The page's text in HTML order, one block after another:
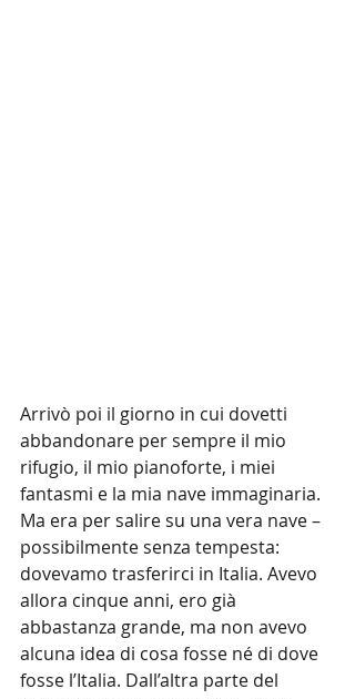
Arrivò poi il giorno in cui dovetti
abbandonare per sempre il mio
rifugio, il mio pianoforte, i miei
fantasmi e la mia nave immaginaria.
Ma era per salire su una vera nave –
possibilmente senza tempesta:
dovevamo trasferirci in Italia. Avevo
allora cinque anni, ero già
abbastanza grande, ma non avevo
alcuna idea di cosa fosse né di dove
fosse l’Italia. Dall’altra parte del